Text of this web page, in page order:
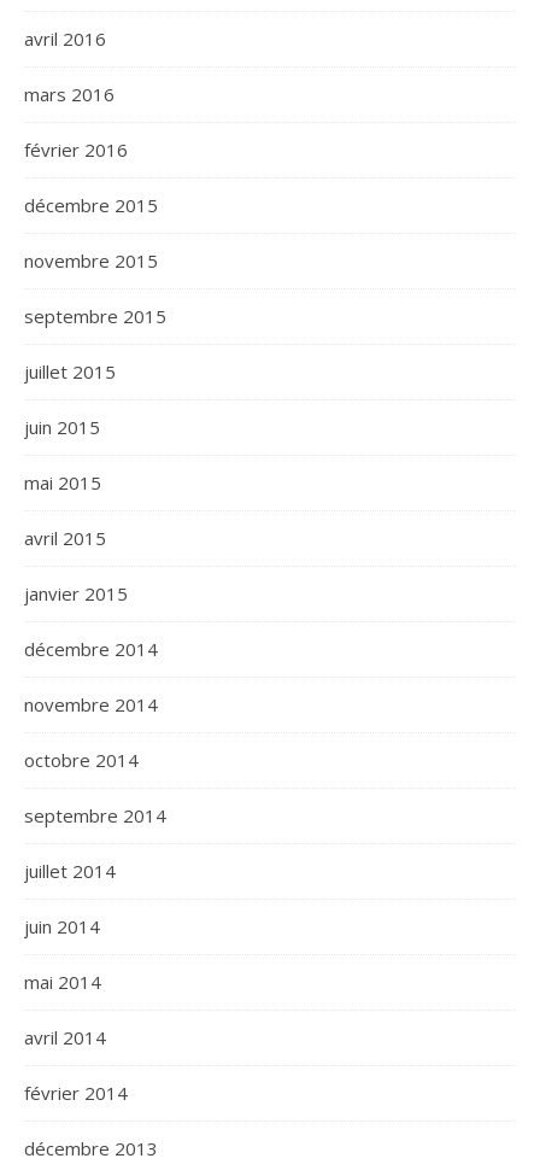
avril 2016
mars 2016
février 2016
décembre 2015
novembre 2015
septembre 2015
juillet 2015
juin 2015
mai 2015
avril 2015
janvier 2015
décembre 2014
novembre 2014
octobre 2014
septembre 2014
juillet 2014
juin 2014
mai 2014
avril 2014
février 2014
décembre 2013